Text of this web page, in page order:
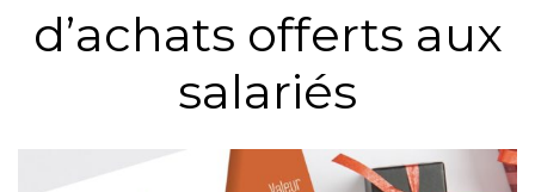
d’achats offerts aux
salariés